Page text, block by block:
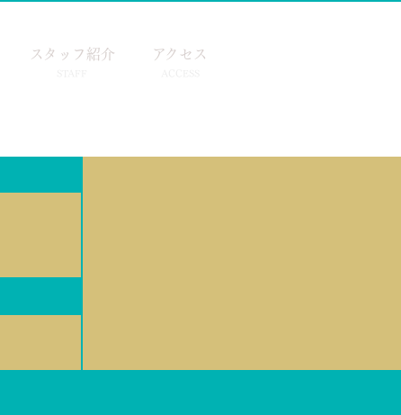
スタッフ紹介 アクセス